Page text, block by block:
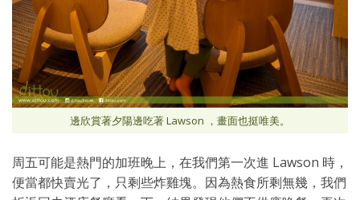
邊欣賞著夕陽邊吃著 Lawson ，畫面也挺唯美。
周五可能是熱門的加班晚上，在我們第一次進 Lawson 時，
便當都快賣光了，只剩些炸雞塊。因為熱食所剩無幾，我們